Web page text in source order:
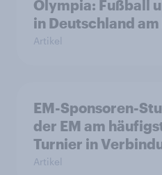
Olympia: Fußball
in Deutschland
Artikel
EM-Sponsoren-
der EM am
Turnier in
Artikel